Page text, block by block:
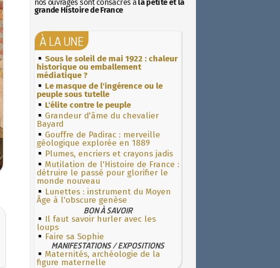
nos ouvrages sont consacrés à la petite et la
grande Histoire de France
À LA UNE
Sous le soleil de mai 1922 : chaleur
historique ou emballement
médiatique ?
Le masque de l'ingérence ou le
peuple sous tutelle
L'élite contre le peuple
Grandeur d'âme du chevalier
Bayard
Gouffre de Padirac : merveille
géologique explorée en 1889
Plumes, encriers et crayons jadis
Mutilation de l'Histoire de France :
détruire le passé pour glorifier le
monde nouveau
Lunettes : instrument du Moyen
Âge à l'obscure genèse
BON À SAVOIR
Il faut savoir hurler avec les
loups
Faire sa Sophie
MANIFESTATIONS / EXPOSITIONS
Maternités, archéologie de la
figure maternelle